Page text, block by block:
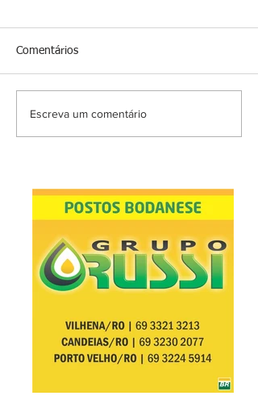
Comentários
Escreva um comentário